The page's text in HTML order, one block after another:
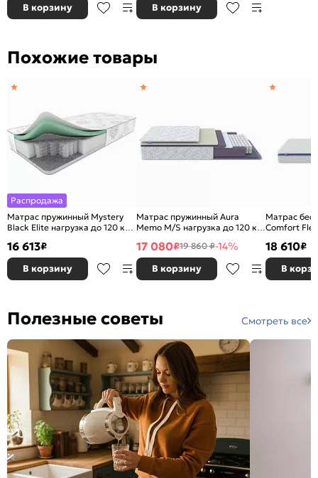
В корзину В корзину
Похожие товары
Распродажа
Матрас пружинный Mystery
Black Elite нагрузка до 120 кг
16 613₽
В корзину
Матрас пружинный Aura
Memo M/S нагрузка до 120 кг
17 080₽19 860 ₽-14%
В корзину
Матрас
Comfort
18 610₽
В
Полезные советы Смотреть все